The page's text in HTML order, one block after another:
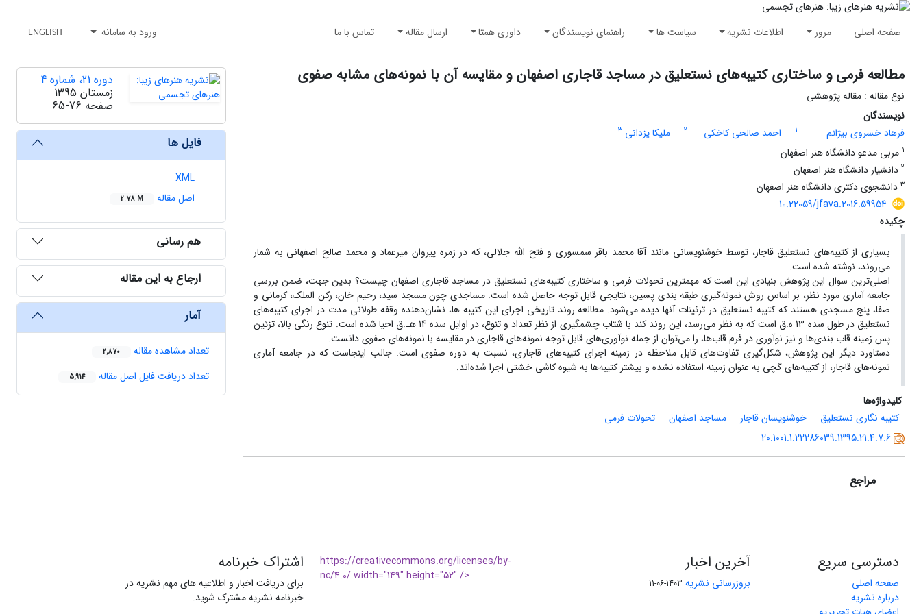
صفحه اصلی مرور اطلاعات نشریه سیاست ها راهنمای نویسندگان داوری همتا ارسال مقاله تماس با ما ورود به سامانه ENGLISH
مطالعه فرمی و ساختاری کتیبه‌های نستعلیق در مساجد قاجاری اصفهان و مقایسه آن با نمونه‌های مشابه صفوی
نوع مقاله : مقاله پژوهشی
نویسندگان
فرهاد خسروی بیژائم
1 احمد صالحی کاخکی 2 ملیکا یزدانی 3
1 مربی مدعو دانشگاه هنر اصفهان
2 دانشیار دانشگاه هنر اصفهان
3 دانشجوی دکتری دانشگاه هنر اصفهان
10.22059/jfava.2016.59954
چکیده
بسیاری از کتیبه‌های نستعلیق قاجار، توسط خوشنویسانی مانند آقا محمد باقر سمسوری و فتح الله جلالی، که در زمره‌ پیروان میرعماد و محمد صالح اصفهانی به شمار
می‌روند، نوشته شده است.
اصلی‌ترین سوال این پژوهش بنیادی این است که مهمترین تحولات فرمی و ساختاری کتیبه‌های نستعلیق در مساجد قاجاری اصفهان چیست؟ بدین جهت، ضمن بررسی
جامعه آماری مورد نظر، بر اساس روش نمونه‌گیری طبقه بندی پسین، نتایجی قابل توجه حاصل شده است. مساجدی چون مسجد سید، رحیم خان، رکن الملک، کرمانی و
صفا، پنج مسجدی هستند که کتیبه نستعلیق در تزئینات آنها دیده می‌شود. مطالعه روند تاریخی اجرای این کتیبه ها، نشان‌دهنده وقفه طولانی مدت در اجرای کتیبه‌های
نستعلیق در طول سده 13 ه.ق است که به نظر می‌رسد، این روند کند با شتاب چشمگیری از نظر تعداد و تنوع، در اوایل سده 14 هـ.ق احیا شده است. تنوع رنگی بالا، تزئین
پس زمینه قاب بندی‌ها و نیز نوآوری در فرم قاب‌ها، را می‌توان از جمله نوآوری‌های قابل توجه نمونه‌های قاجاری در مقایسه با نمونه‌های صفوی دانست.
دستاورد دیگر این پژوهش، شکل‌گیری تفاوت‌های قابل ملاحظه‌ در زمینه اجرای کتیبه‌های قاجاری، نسبت به دوره صفوی است. جالب اینجاست که در جامعه آماری
نمونه‌های قاجار، از کتیبه‌های گچی به عنوان زمینه استفاده نشده و بیشتر کتیبه‌ها به شیوه کاشی خشتی اجرا شده‌اند.
کلیدواژه‌ها
کتیبه نگاری نستعلیق
خوشنویسان قاجار مساجد اصفهان
تحولات فرمی
20.1001.1.22286039.1395.21.4.7.6
مراجع
دوره 21، شماره 4
زمستان 1395
صفحه 65-76
فایل ها
XML
اصل مقاله
2.78 M
هم رسانی
ارجاع به این مقاله
آمار
تعداد مشاهده مقاله 2,870
تعداد دریافت فایل اصل مقاله 5,914
دسترسی سریع
صفحه اصلی
درباره نشریه
آخرین اخبار
بروزرسانی نشریه 1403-06-11
https://creativecommons.org/licenses/by-
nc/4.0/ width="149" height="52" />
اشتراک خبرنامه
برای دریافت اخبار و اطلاعیه های مهم نشریه در
خبرنامه نشریه مشترک شوید.